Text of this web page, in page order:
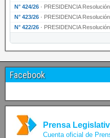
N° 424/26 · PRESIDENCIA Resolución de
N° 423/26 · PRESIDENCIA Resolución de
N° 422/26 · PRESIDENCIA Resolución
Facebook
Prensa
Cuenta oficial de